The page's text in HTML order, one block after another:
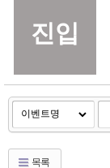
진입
목록